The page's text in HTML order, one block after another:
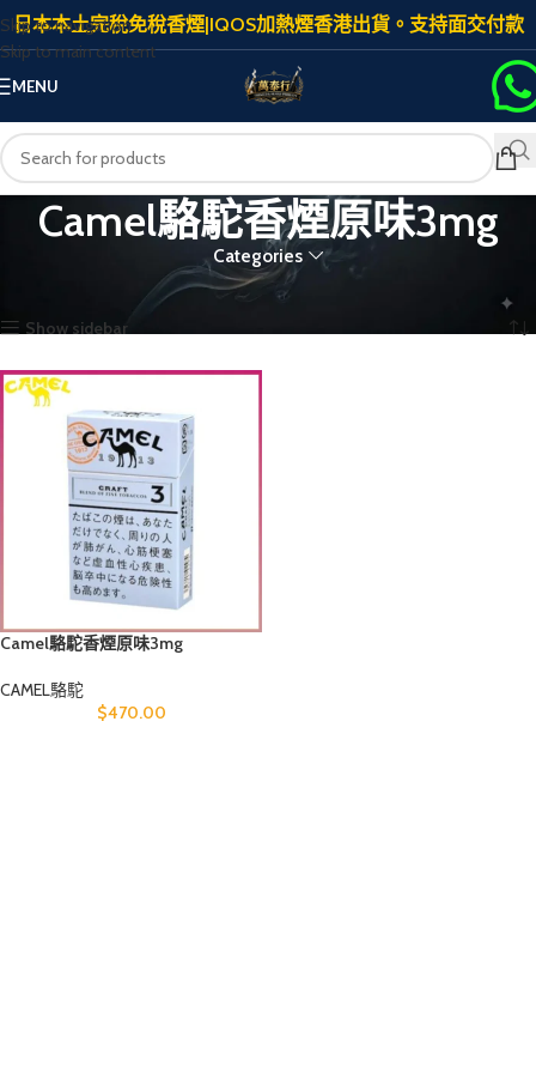
Skip to navigation
Skip to main content
日本本土完稅免稅香煙|IQOS加熱煙香港出貨。支持面交付款
MENU
Camel駱駝香煙原味3mg
Categories
商品標籤為 “Camel駱駝香煙原味3mg”
Show sidebar
Camel駱駝香煙原味3mg
CAMEL駱駝
$470.00